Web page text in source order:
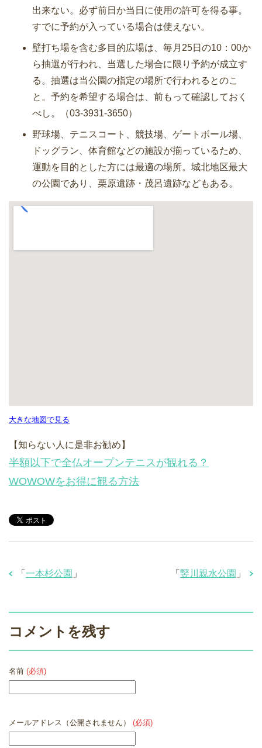
出来ない。必ず前日か当日に使用の許可を得る事。
すでに予約が入っている場合は使えない。
壁打ち場を含む多目的広場は、毎月25日の10：00か
ら抽選が行われ、当選した場合に限り予約が成立す
る。抽選は当公園の指定の場所で行われるとのこ
と。予約を希望する場合は、前もって確認しておく
べし。（03-3931-3650）
野球場、テニスコート、競技場、ゲートボール場、
ドッグラン、体育館などの施設が揃っているため、
運動を目的とした方には最適の場所。城北地区最大
の公園であり、栗原遺跡・茂呂遺跡などもある。
大きな地図で見る
【知らない人に是非お勧め】
半額以下で全仏オープンテニスが観れる？
WOWOWをお得に観る方法
「 竪川親水公園 」
「 一本杉公園 」
コメントを残す
名前 (必須)
メールアドレス（公開されません） (必須)